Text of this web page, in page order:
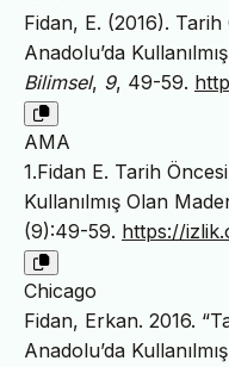
Fidan, E. (2016).
Anadolu’da
Bilimsel, 9, 49-59.
AMA
1.Fidan E. Tarih
Kullanılmış Olan
(9):49-59. https://
Chicago
Fidan, Erkan. 2016.
Anadolu’da